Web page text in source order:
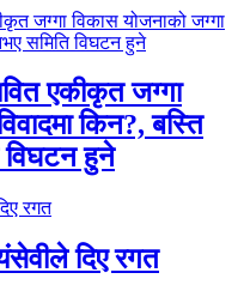
एकीकृत जग्गा
किन?, बस्ति
विघटन हुने
दिए रगत